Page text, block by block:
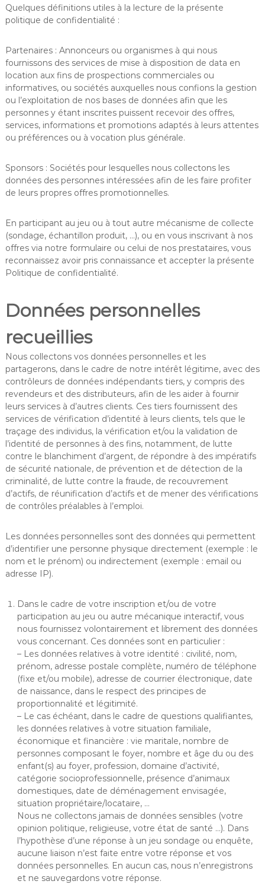
Quelques définitions utiles à la lecture de la présente
politique de confidentialité :
Partenaires : Annonceurs ou organismes à qui nous
fournissons des services de mise à disposition de data en
location aux fins de prospections commerciales ou
informatives, ou sociétés auxquelles nous confions la gestion
ou l’exploitation de nos bases de données afin que les
personnes y étant inscrites puissent recevoir des offres,
services, informations et promotions adaptés à leurs attentes
ou préférences ou à vocation plus générale.
Sponsors : Sociétés pour lesquelles nous collectons les
données des personnes intéressées afin de les faire profiter
de leurs propres offres promotionnelles.
En participant au jeu ou à tout autre mécanisme de collecte
(sondage, échantillon produit, …), ou en vous inscrivant à nos
offres via notre formulaire ou celui de nos prestataires, vous
reconnaissez avoir pris connaissance et accepter la présente
Politique de confidentialité.
Données personnelles
recueillies
Nous collectons vos données personnelles et les
partagerons, dans le cadre de notre intérêt légitime, avec des
contrôleurs de données indépendants tiers, y compris des
revendeurs et des distributeurs, afin de les aider à fournir
leurs services à d’autres clients. Ces tiers fournissent des
services de vérification d’identité à leurs clients, tels que le
traçage des individus, la vérification et/ou la validation de
l’identité de personnes à des fins, notamment, de lutte
contre le blanchiment d’argent, de répondre à des impératifs
de sécurité nationale, de prévention et de détection de la
criminalité, de lutte contre la fraude, de recouvrement
d’actifs, de réunification d’actifs et de mener des vérifications
de contrôles préalables à l’emploi.
Les données personnelles sont des données qui permettent
d’identifier une personne physique directement (exemple : le
nom et le prénom) ou indirectement (exemple : email ou
adresse IP).
Dans le cadre de votre inscription et/ou de votre
participation au jeu ou autre mécanique interactif, vous
nous fournissez volontairement et librement des données
vous concernant. Ces données sont en particulier :
– Les données relatives à votre identité : civilité, nom,
prénom, adresse postale complète, numéro de téléphone
(fixe et/ou mobile), adresse de courrier électronique, date
de naissance, dans le respect des principes de
proportionnalité et légitimité.
– Le cas échéant, dans le cadre de questions qualifiantes,
les données relatives à votre situation familiale,
économique et financière : vie maritale, nombre de
personnes composant le foyer, nombre et âge du ou des
enfant(s) au foyer, profession, domaine d’activité,
catégorie socioprofessionnelle, présence d’animaux
domestiques, date de déménagement envisagée,
situation propriétaire/locataire, …
Nous ne collectons jamais de données sensibles (votre
opinion politique, religieuse, votre état de santé …). Dans
l’hypothèse d’une réponse à un jeu sondage ou enquête,
aucune liaison n’est faite entre votre réponse et vos
données personnelles. En aucun cas, nous n’enregistrons
et ne sauvegardons votre réponse.